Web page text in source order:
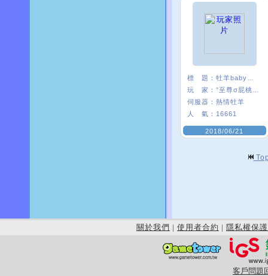
標 題：
玩 家：
伺服器： 熱情牡羊
人 氣： 16661
2018/06/21
關於我們 | 使用者合約 | 隱私權保護
客戶問題